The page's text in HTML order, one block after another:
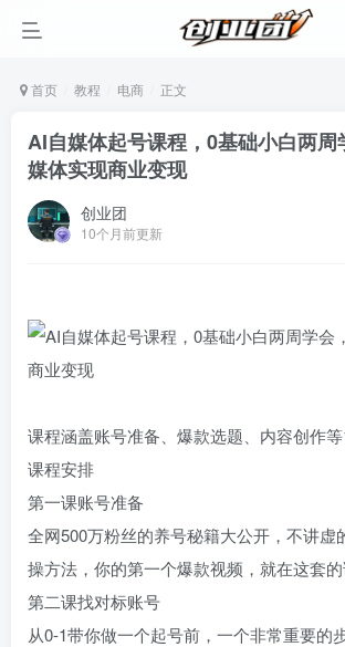
首页 教程 电商 正文
AI自媒体起号课程，0基础小白两周
媒体实现商业变现
创业团
10个月前更新
课程涵盖账号准备、爆款选题、内容创作
课程安排
第一课账号准备
全网500万粉丝的养号秘籍大公开，不讲虚
操方法，你的第一个爆款视频，就在这套的
第二课找对标账号
从0-1带你做一个起号前，一个非常重要的